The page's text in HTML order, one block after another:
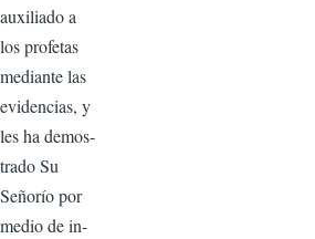
auxiliado a
los profetas
mediante las
evidencias, y
les ha demos­
trado Su
Señorío por
medio de in­